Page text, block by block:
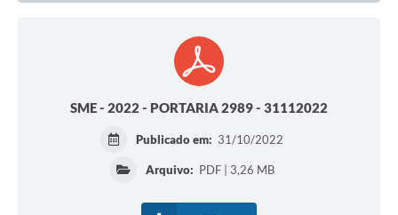
SME - 2022 - PORTARIA 2989 - 31112022
Publicado em: 31/10/2022
Arquivo: PDF | 3,26 MB